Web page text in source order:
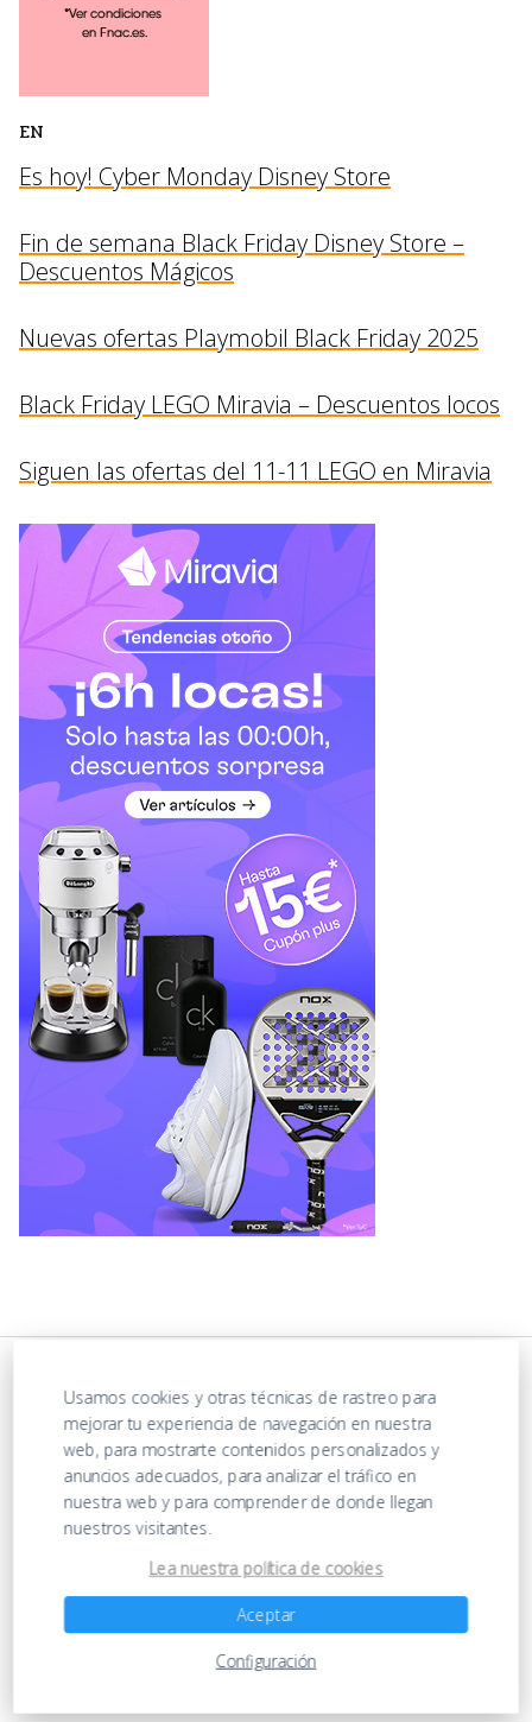
EN
Es hoy! Cyber Monday Disney Store
Fin de semana Black Friday Disney Store –
Descuentos Mágicos
Nuevas ofertas Playmobil Black Friday 2025
Black Friday LEGO Miravia – Descuentos locos
Siguen las ofertas del 11-11 LEGO en Miravia
https://ofertasenjuguetes.com/privacy-policy/
Ofertas en Juguetes
Usamos cookies y otras técnicas de rastreo para
mejorar tu experiencia de navegación en nuestra
web, para mostrarte contenidos personalizados y
anuncios adecuados, para analizar el tráfico en
nuestra web y para comprender de donde llegan
nuestros visitantes.
Lea nuestra política de cookies
Aceptar
Configuración